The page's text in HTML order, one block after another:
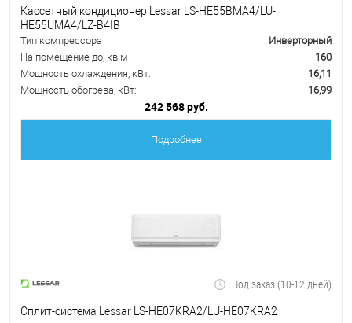
Кассетный кондиционер Lessar LS-HE55BMA4/LU-
HE55UMA4/LZ-B4IB
Тип компрессора
Инверторный
На помещение до, кв.м
160
Мощность охлаждения, кВт:
16,11
Мощность обогрева, кВт:
16,99
242 568 руб.
Подробнее
Под заказ (10-12 дней)
Сплит-система Lessar LS-HE07KRA2/LU-HE07KRA2